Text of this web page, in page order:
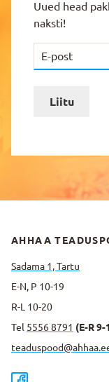
Uued head
naksti!
Liitu
AHHAA
Sadama 1, Tartu
E-N, P 10-19
R-L 10-20
Tel 5556 8791 (E-R 9-